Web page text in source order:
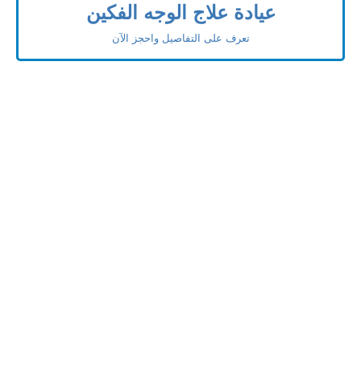
عيادة علاج الوجه الفكين
تعرف على التفاصيل واحجز الآن